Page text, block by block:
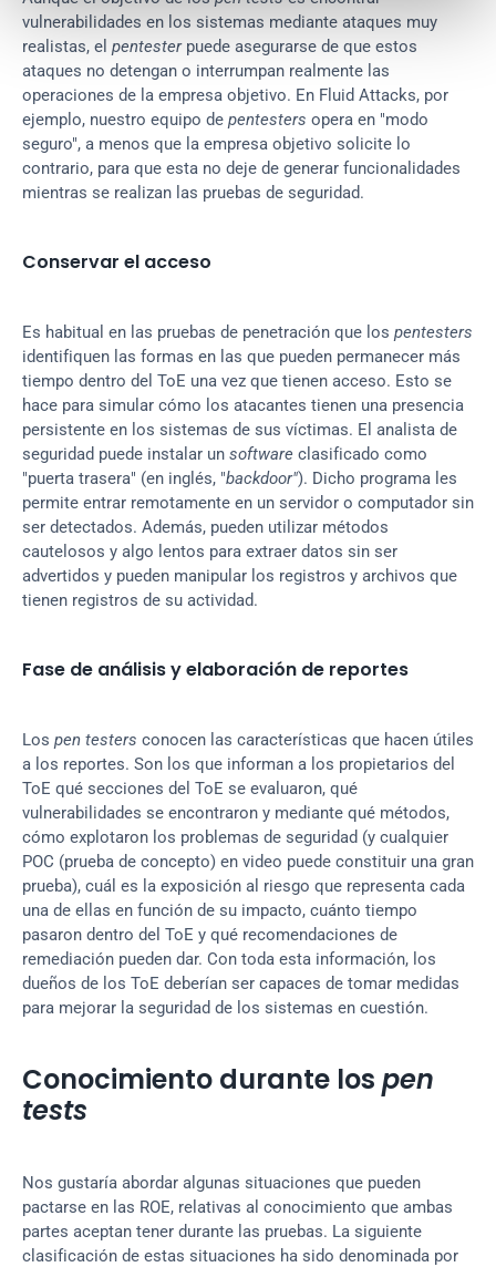
vulnerabilidades en los sistemas mediante ataques muy
realistas, el pentester puede asegurarse de que estos
ataques no detengan o interrumpan realmente las
operaciones de la empresa objetivo. En Fluid Attacks, por
ejemplo, nuestro equipo de pentesters opera en "modo
seguro", a menos que la empresa objetivo solicite lo
contrario, para que esta no deje de generar funcionalidades
mientras se realizan las pruebas de seguridad.
Conservar el acceso
Es habitual en las pruebas de penetración que los pentesters
identifiquen las formas en las que pueden permanecer más
tiempo dentro del ToE una vez que tienen acceso. Esto se
hace para simular cómo los atacantes tienen una presencia
persistente en los sistemas de sus víctimas. El analista de
seguridad puede instalar un software clasificado como
"puerta trasera" (en inglés, "backdoor"). Dicho programa les
permite entrar remotamente en un servidor o computador sin
ser detectados. Además, pueden utilizar métodos
cautelosos y algo lentos para extraer datos sin ser
advertidos y pueden manipular los registros y archivos que
tienen registros de su actividad.
Fase de análisis y elaboración de reportes
Los pen testers conocen las características que hacen útiles
a los reportes. Son los que informan a los propietarios del
ToE qué secciones del ToE se evaluaron, qué
vulnerabilidades se encontraron y mediante qué métodos,
cómo explotaron los problemas de seguridad (y cualquier
POC (prueba de concepto) en video puede constituir una gran
prueba), cuál es la exposición al riesgo que representa cada
una de ellas en función de su impacto, cuánto tiempo
pasaron dentro del ToE y qué recomendaciones de
remediación pueden dar. Con toda esta información, los
dueños de los ToE deberían ser capaces de tomar medidas
para mejorar la seguridad de los sistemas en cuestión.
Conocimiento durante los pen
tests
Nos gustaría abordar algunas situaciones que pueden
pactarse en las ROE, relativas al conocimiento que ambas
partes aceptan tener durante las pruebas. La siguiente
clasificación de estas situaciones ha sido denominada por